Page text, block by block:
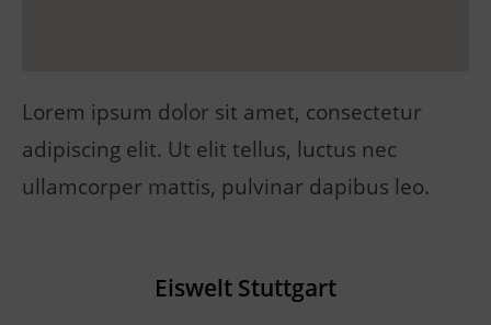
Lorem ipsum dolor sit amet, consectetur
adipiscing elit. Ut elit tellus, luctus nec
ullamcorper mattis, pulvinar dapibus leo.
Eiswelt Stuttgart